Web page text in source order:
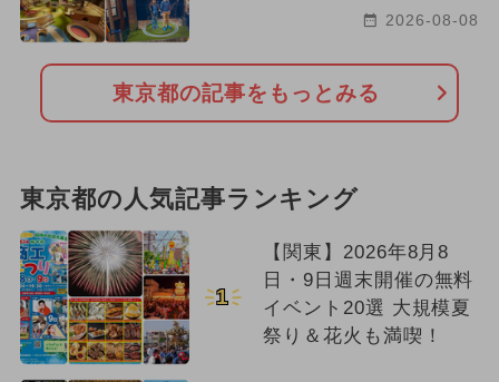
2026-08-08
東京都の記事をもっとみる
東京都の人気記事ランキング
1
【関東】2026年8月8
日・9日週末開催の無料
イベント20選 大規模夏
祭り＆花火も満喫！